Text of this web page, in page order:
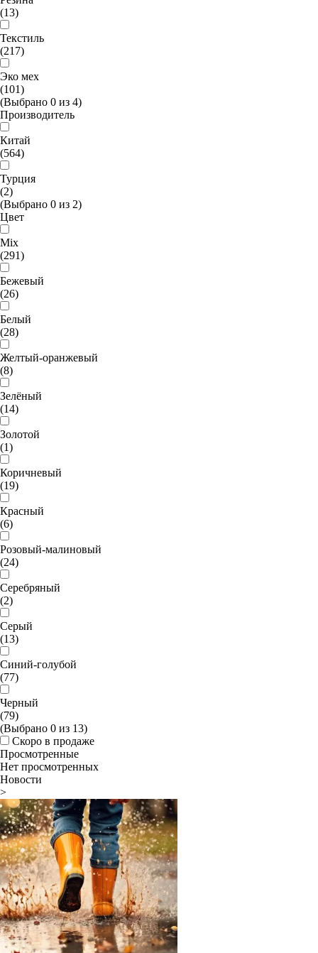
(13)
Текстиль
(217)
Эко мех
(101)
(Выбрано 0 из 4)
Производитель
Китай
(564)
Турция
(2)
(Выбрано 0 из 2)
Цвет
Mix
(291)
Бежевый
(26)
Белый
(28)
Желтый-оранжевый
(8)
Зелёный
(14)
Золотой
(1)
Коричневый
(19)
Красный
(6)
Розовый-малиновый
(24)
Серебряный
(2)
Серый
(13)
Синий-голубой
(77)
Черный
(79)
(Выбрано 0 из 13)
Скоро в продаже
Просмотренные
Нет просмотренных
Новости
>